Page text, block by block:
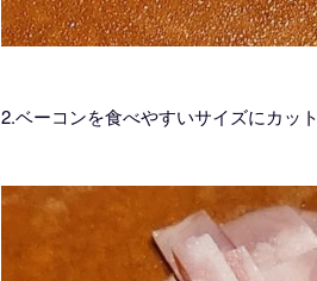
2.ベーコンを食べやすいサイズにカット